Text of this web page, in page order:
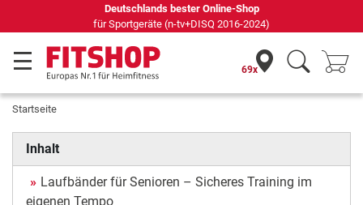
69 Fachmärkte vor Ort mit 75 eigenen Servicetechnikern
69x
Startseite
Inhalt
Laufbänder für Senioren – Sicheres Training im
eigenen Tempo